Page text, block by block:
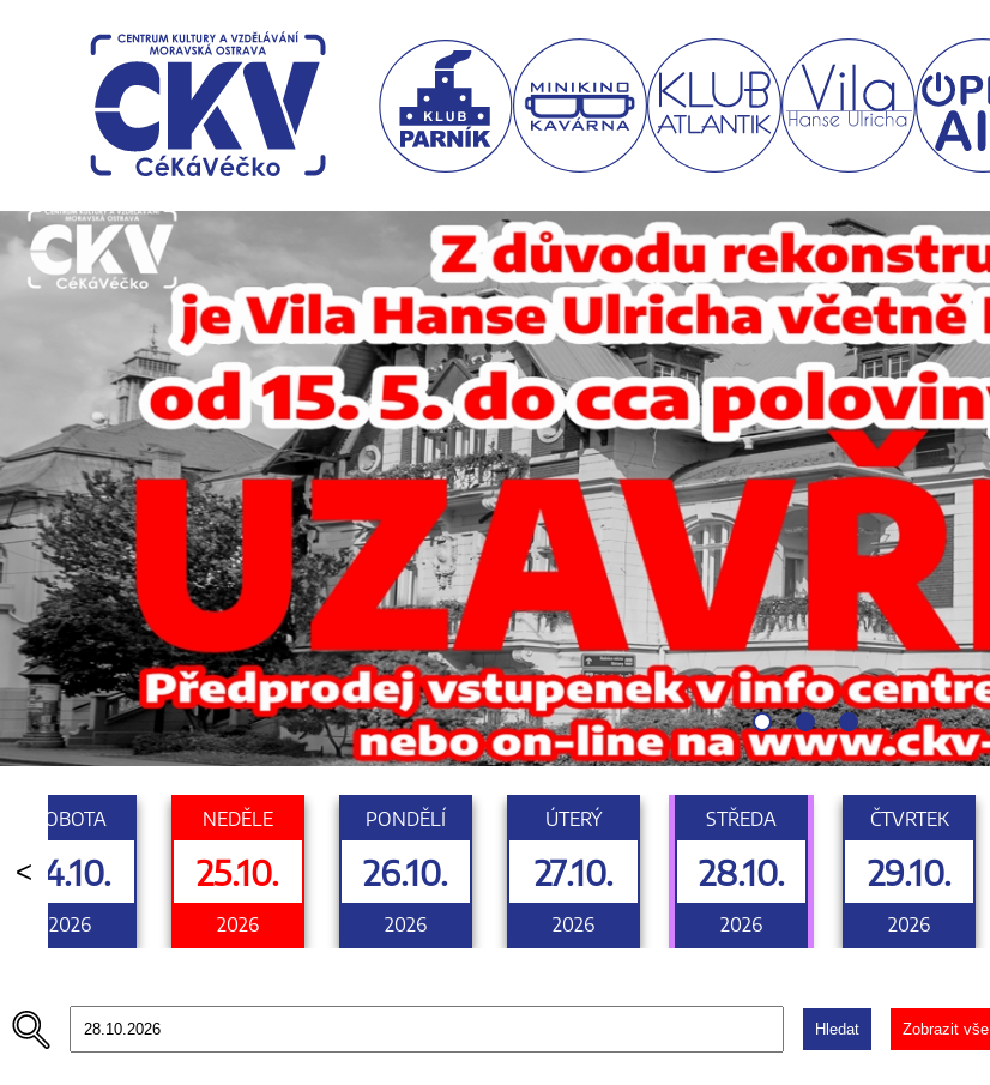
<
SOBOTA
24.10.
2026
NEDĚLE
25.10.
2026
PONDĚLÍ
26.10.
2026
ÚTERÝ
27.10.
2026
STŘEDA
28.10.
2026
ČTVRTEK
29.10.
2026
Hledat Zobrazit vše